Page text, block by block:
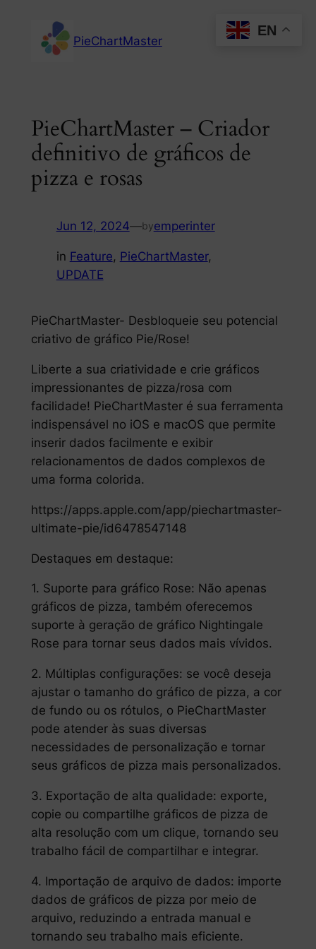
content
PieChartMaster
PieChartMaster – Criador
definitivo de gráficos de
pizza e rosas
Jun 12, 2024—byemperinter
in Feature, PieChartMaster
UPDATE
PieChartMaster- Desbloqueie seu potencial
criativo de gráfico Pie/Rose!
Liberte a sua criatividade e crie gráficos
impressionantes de pizza/rosa com
facilidade! PieChartMaster é sua ferramenta
indispensável no iOS e macOS que permite
inserir dados facilmente e exibir
relacionamentos de dados complexos de
uma forma colorida.
https://apps.apple.com/app/piechartmaster-
ultimate-pie/id6478547148
Destaques em destaque:
1. Suporte para gráfico Rose: Não apenas
gráficos de pizza, também oferecemos
suporte à geração de gráfico Nightingale
Rose para tornar seus dados mais vívidos.
2. Múltiplas configurações: se você deseja
ajustar o tamanho do gráfico de pizza, a cor
de fundo ou os rótulos, o PieChartMaster
pode atender às suas diversas
necessidades de personalização e tornar
seus gráficos de pizza mais personalizados.
3. Exportação de alta qualidade: exporte,
copie ou compartilhe gráficos de pizza de
alta resolução com um clique, tornando seu
trabalho fácil de compartilhar e integrar.
4. Importação de arquivo de dados: importe
dados de gráficos de pizza por meio de
arquivo, reduzindo a entrada manual e
tornando seu trabalho mais eficiente.
EN